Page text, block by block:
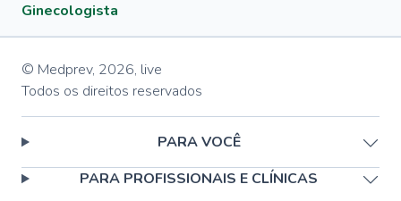
Ginecologista
© Medprev, 2026, live
Todos os direitos reservados
PARA VOCÊ
PARA PROFISSIONAIS E CLÍNICAS